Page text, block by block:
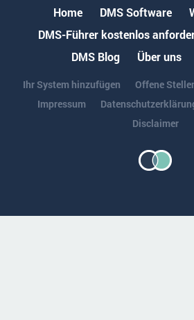
Home DMS Software
DMS-Führer kostenlos
DMS Blog
Über uns
Ihr System hinzufügen
Offene
Impressum
Disclaimer